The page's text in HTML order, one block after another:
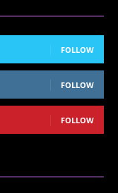
FOLLOW
FOLLOW
FOLLOW